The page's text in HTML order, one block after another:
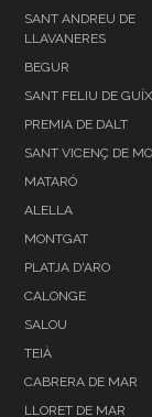
SANT ANDREU DE
LLAVANERES
BEGUR
SANT FELIU DE
PREMIA DE DALT
SANT VICENÇ DE
MATARÓ
ALELLA
MONTGAT
PLATJA D'ARO
CALONGE
SALOU
TEIÀ
CABRERA DE MAR
LLORET DE MAR